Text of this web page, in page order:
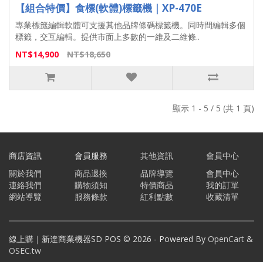
【組合特價】食標(軟體)標籤機｜XP-470E
專業標籤編輯軟體可支援其他品牌條碼標籤機。同時間編輯多個
標籤，交互編輯。提供市面上多數的一維及二維條..
NT$14,900
NT$18,650
顯示 1 - 5 / 5 (共 1 頁)
商店資訊
關於我們
連絡我們
網站導覽
會員服務
商品退換
購物須知
服務條款
其他資訊
品牌導覽
特價商品
紅利點數
會員中心
會員中心
我的訂單
收藏清單
線上購｜新達商業機器SD POS © 2026 - Powered By OpenCart &
OSEC.tw